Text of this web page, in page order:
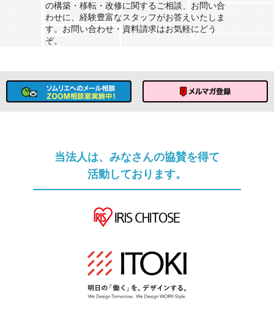
の構築・移転・改修に関するご相談、お問い合
わせに、経験豊富なスタッフがお答えいたしま
す。お問い合わせ・資料請求はお気軽にどう
ぞ。
当法人は、みなさんの協賛を得て
活動しております。